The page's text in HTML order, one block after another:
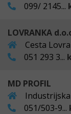
099/ 2145...
LOVRANKA
Cesta
051 293 3...
MD PROFIL
051/503-9...